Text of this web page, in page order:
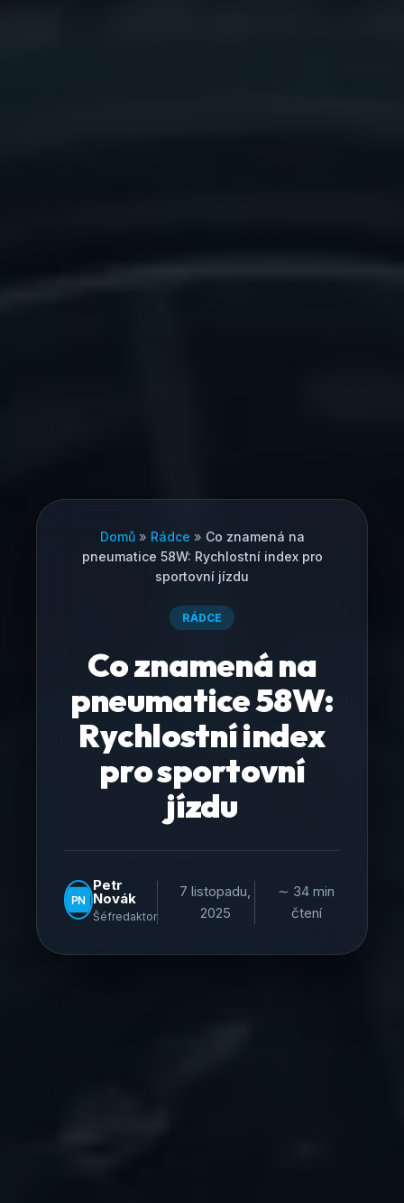
Domů» Rádce » Co znamená na
pneumatice 58W: Rychlostní index pro
sportovní jízdu
RÁDCE
Co znamená na
pneumatice 58W:
Rychlostní index
pro sportovní
jízdu
Petr
Novák
Šéfredaktor
7 listopadu,
2025
∼ 34 min
čtení